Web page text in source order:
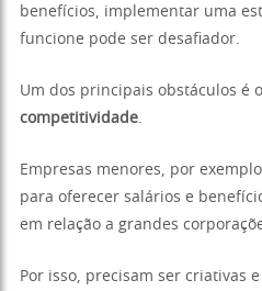
benefícios, implementar uma
funcione pode ser desafiador.
Um dos principais obstáculos é o
competitividade.
Empresas menores, por
para oferecer salários e
em relação a grandes
Por isso, precisam ser criativas